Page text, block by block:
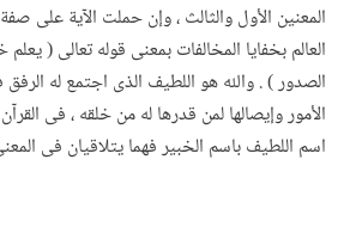
المعنين الأول والثالث ، وإن حملت الآية على
العالم بخفايا المخالفات بمعنى قوله تعالى (
الصدور ) . والله هو اللطيف الذى اجتمع له الرفق
الأمور وإيصالها لمن قدرها له من خلقه ، فى
اسم اللطيف باسم الخبير فهما يتلاقيان فى